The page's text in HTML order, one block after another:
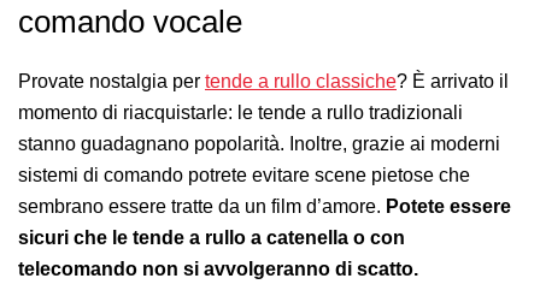
comando vocale
Provate nostalgia per tende a rullo classiche? È arrivato il
momento di riacquistarle: le tende a rullo tradizionali
stanno guadagnano popolarità. Inoltre, grazie ai moderni
sistemi di comando potrete evitare scene pietose che
sembrano essere tratte da un film d’amore. Potete essere
sicuri che le tende a rullo a catenella o con
telecomando non si avvolgeranno di scatto.